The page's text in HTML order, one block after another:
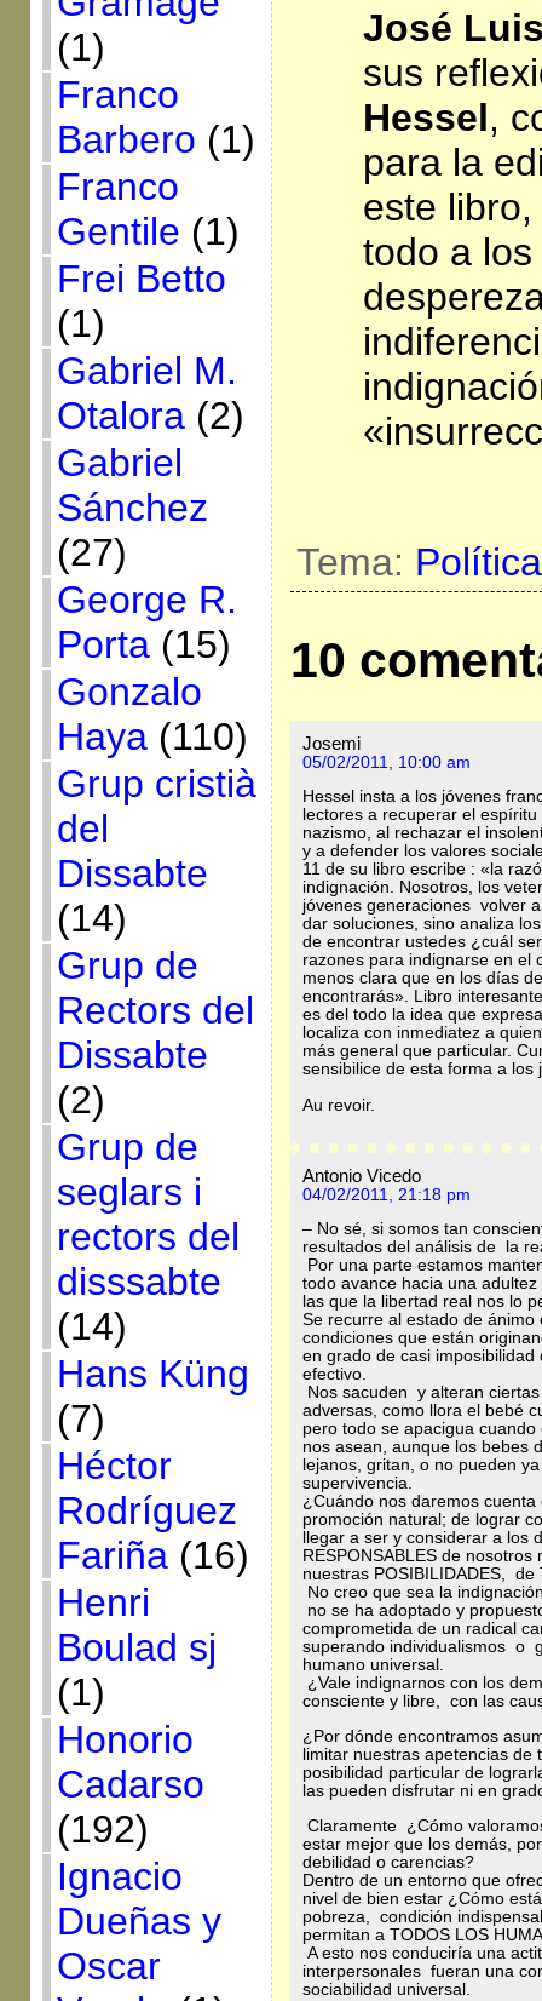
(1)
Franco
Barbero (1)
Franco
Gentile (1)
Frei Betto
(1)
Gabriel M.
Otalora(2)
Gabriel
Sánchez
(27)
George R.
Porta(15)
Gonzalo
Haya(110)
Grup cristià
del
Dissabte
(14)
Grup de
Rectors del
Dissabte
(2)
Grup de
seglars i
rectors del
disssabte
(14)
Hans Küng
(7)
Héctor
Rodríguez
Fariña(16)
Henri
Boulad sj
(1)
Honorio
Cadarso
(192)
Ignacio
Dueñas y
Oscar
José
sus
Hessel,
para la
este
todo a
Tema:
10
Josemi
05/02/2011, 10:00 am
Hessel insta a los jóvenes
lectores a recuperar el
nazismo, al rechazar el
y a defender los valores
11 de su libro escribe : «la
indignación. Nosotros, los
jóvenes generaciones volver
dar soluciones, sino analiza
de encontrar ustedes ¿cuál
razones para indignarse en el
menos clara que en los días
encontrarás». Libro
es del todo la idea que
localiza con inmediatez a
más general que particular.
sensibilice de esta forma a los
Au revoir.
Antonio Vicedo
04/02/2011, 21:18 pm
– No sé, si somos tan
resultados del análisis de la
Por una parte estamos
todo avance hacia una
las que la libertad real nos lo
Se recurre al estado de
condiciones que están
en grado de casi
efectivo.
Nos sacuden y alteran
adversas, como llora el bebé
pero todo se apacigua
nos asean, aunque los bebes
lejanos, gritan, o no pueden
supervivencia.
¿Cuándo nos daremos
promoción natural; de lograr
llegar a ser y considerar a los
RESPONSABLES de
nuestras POSIBILIDADES,
No creo que sea la
no se ha adoptado y
comprometida de un radical
superando individualismos o
humano universal.
¿Vale indignarnos con los
consciente y libre, con las
¿Por dónde encontramos
limitar nuestras apetencias
posibilidad particular de
las pueden disfrutar ni en
Claramente ¿Cómo
estar mejor que los demás,
debilidad o carencias?
Dentro de un entorno que
nivel de bien estar ¿Cómo
pobreza, condición
permitan a TODOS LOS
A esto nos conduciría una
interpersonales fueran una
sociabilidad universal.